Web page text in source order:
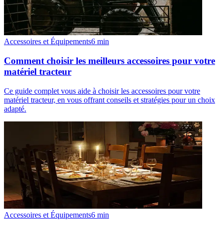
Accessoires et Équipements6 min
Comment choisir les meilleurs accessoires pour votre
matériel tracteur
Ce guide complet vous aide à choisir les accessoires pour votre
matériel tracteur, en vous offrant conseils et stratégies pour un choix
adapté.
Accessoires et Équipements6 min